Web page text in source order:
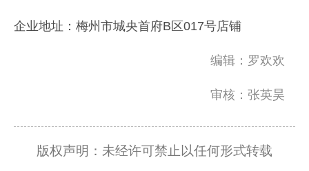
企业地址：梅州市城央首府B区017号店铺
编辑：罗欢欢
审核：张英昊
版权声明：未经许可禁止以任何形式转载